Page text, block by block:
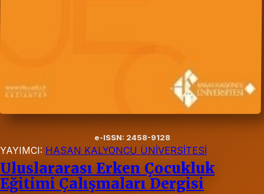
e-ISSN: 2458-9128
YAYIMCI: HASAN KALYONCU ÜNİVERSİTESİ
Uluslararası Erken Çocukluk
Eğitimi Çalışmaları Dergisi